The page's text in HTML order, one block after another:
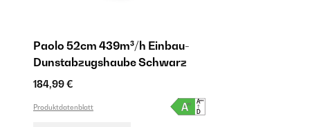
Paolo 52cm 439m³/h Einbau-
Dunstabzugshaube Schwarz
184,99 €
Produktdatenblatt